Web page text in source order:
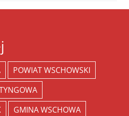
POWIAT WSCHOWSKI
GMINA WSCHOWA